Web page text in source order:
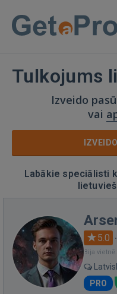
Tulkojums
Izveido
vai
Labākie speciālisti
5.0 ·
Bija
PRO